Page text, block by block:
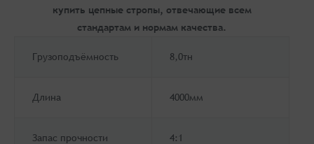
купить цепные стропы, отвечающие всем
стандартам и нормам качества.
Грузоподъёмность 8,0тн
Длина 4000мм
Запас прочности 4:1